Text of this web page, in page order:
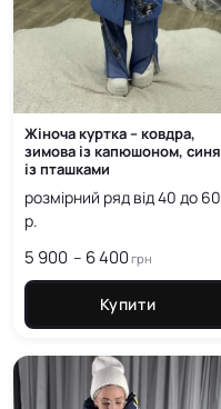
Жіноча куртка – ковдра,
зимова із капюшоном, синя
із пташками
розмірний ряд від 40 до 60
р.
5 900 – 6 400 грн
range:
5 900
грн
6 400
грн
Купити